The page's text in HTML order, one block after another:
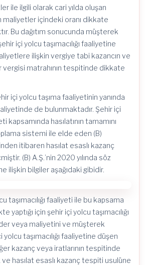
ile ilgili olarak cari yılda oluşan
içindeki oranı dikkate
Bu dağıtım sonucunda müşterek
içi yolcu taşımacılığı faaliyetine
ilişkin vergiye tabi kazancın ve
vergisi matrahının tespitinde dikkate
içi yolcu taşıma faaliyetinin yanında
de bulunmaktadır. Şehir içi
kapsamında hasılatının tamamını
sistemi ile elde eden (B)
itibaren hasılat esaslı kazanç
(B) A.Ş.’nin 2020 yılında söz
ilişkin bilgiler aşağıdaki gibidir.
taşımacılığı faaliyeti ile bu kapsama
yaptığı için şehir içi yolcu taşımacılığı
veya maliyetini ve müşterek
taşımacılığı faaliyetine düşen
kazanç veya iratlarının tespitinde
hasılat esaslı kazanç tespiti usulüne